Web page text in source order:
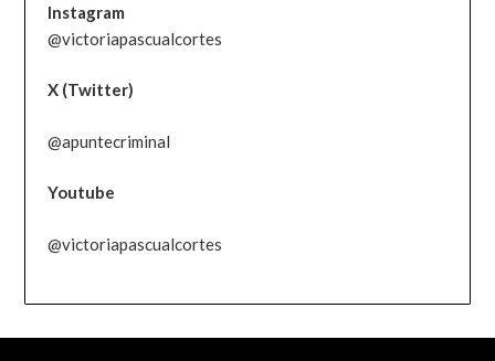
Instagram
@victoriapascualcortes
X (Twitter)
@apuntecriminal
Youtube
@victoriapascualcortes